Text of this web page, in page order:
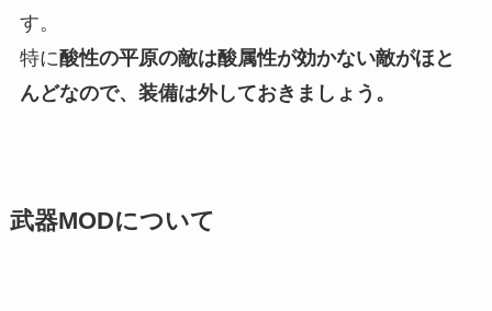
す。
特に酸性の平原の敵は酸属性が効かない敵がほと
んどなので、装備は外しておきましょう。
武器MODについて